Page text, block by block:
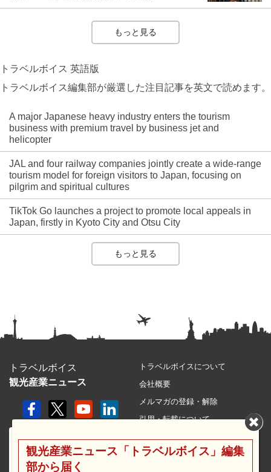
もっと見る
トラベルボイス 英語版
トラベルボイス編集部が厳選した注目記事を英文で読めます。
A major Japanese heavy industry enters the tourism
business with premium travel by business jet and
helicopter
JAL and four railway companies jointly create a wide-range
tourism model for foreign visitors to Japan, focusing on
pilgrim and spiritual cultures
TikTok Go launches a project to promote local appeals in
Japan, firstly in Kyoto City and Otsu City
もっと見る
トラベルボイス
観光産業ニュース
トラベルボイスについて
会社概要
メルマガの登録・解除
引用・転載について
利用規約
観光産業ニュース「トラベルボイス」編集
部から届く